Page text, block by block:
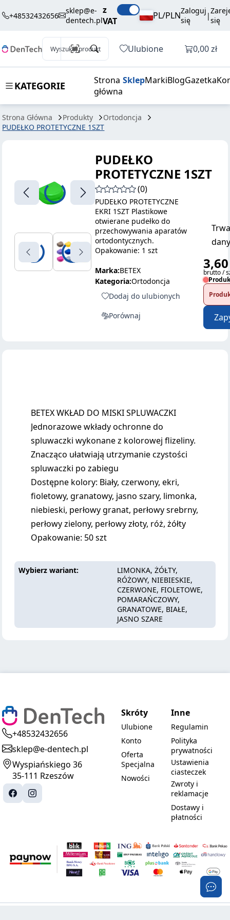
+48532432656
sklep@e-
dentech.pl
z
VAT
PL/PLNZaloguj
się
|się
Wyszukaj produkt Ulubione Otwórz
0,00 zł
KATEGORIE
Strona
główna
SklepMarkiBlogGazetka
Strona Główna Produkty
Ortodoncja
PUDEŁKO PROTETYCZNE 1SZT
PROTETYCZNE
brutto / szt.
PUDEŁKO
PROTETYCZNE 1SZT
(0)
PUDEŁKO PROTETYCZNE
EKRI 1SZT Plastikowe
otwierane pudełko do
przechowywania aparatów
ortodontycznych.
Opakowanie: 1 szt
Marka:BETEX
Kategoria:Ortodoncja
Dodaj do ulubionych
Porównaj
3,60
brutto /
BETEX WKŁAD DO MISKI SPLUWACZKI
Jednorazowe wkłady ochronne do
spluwaczki wykonane z kolorowej flizeliny.
Znacząco ułatwiają utrzymanie czystości
spluwaczki po zabiegu
Dostępne kolory: Biały, czerwony, ekri,
fioletowy, granatowy, jasno szary, limonka,
niebieski, perłowy granat, perłowy srebrny,
perłowy zielony, perłowy złoty, róż, żółty
Opakowanie: 50 szt
Wybierz wariant
LIMONKA, ŻÓŁTY,
RÓŻOWY, NIEBIESKIE,
CZERWONE, FIOLETOWE,
POMARAŃCZOWY,
GRANATOWE, BIAŁE,
JASNO SZARE
+48532432656
sklep@e-dentech.pl
Wyspiańskiego 36
35-111 Rzeszów
Skróty
Ulubione
Konto
Oferta
Specjalna
Nowości
Inne
Regulamin
Polityka
prywatności
Ustawienia
ciasteczek
Zwroty i
reklamacje
Dostawy i
płatności